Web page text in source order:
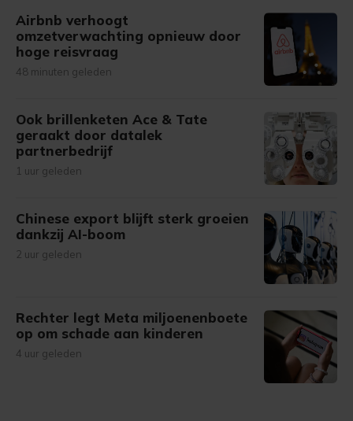
Airbnb verhoogt
omzetverwachting opnieuw door
hoge reisvraag
48 minuten geleden
Ook brillenketen Ace & Tate
geraakt door datalek
partnerbedrijf
1 uur geleden
Chinese export blijft sterk groeien
dankzij AI-boom
2 uur geleden
Rechter legt Meta miljoenenboete
op om schade aan kinderen
4 uur geleden